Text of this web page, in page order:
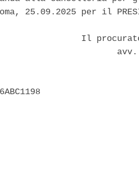
25.09.2025 per il
Il